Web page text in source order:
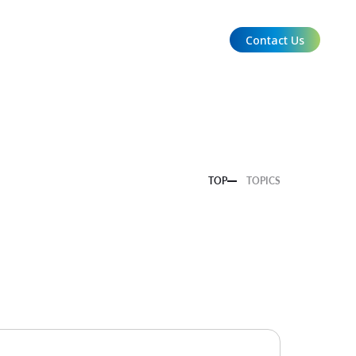
Contact Us
TOP TOPICS